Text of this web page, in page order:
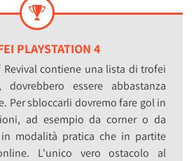
PLAYSTATION 4
contiene una lista di trofei
dovrebbero essere abbastanza
Per sbloccarli dovremo fare gol in
ad esempio da corner o da
modalità pratica che in partite
L'unico vero ostacolo al